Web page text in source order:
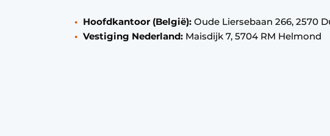
Hoofdkantoor (België): Oude Liersebaan 266, 2570
Vestiging Nederland: Maisdijk 7, 5704 RM Helmond